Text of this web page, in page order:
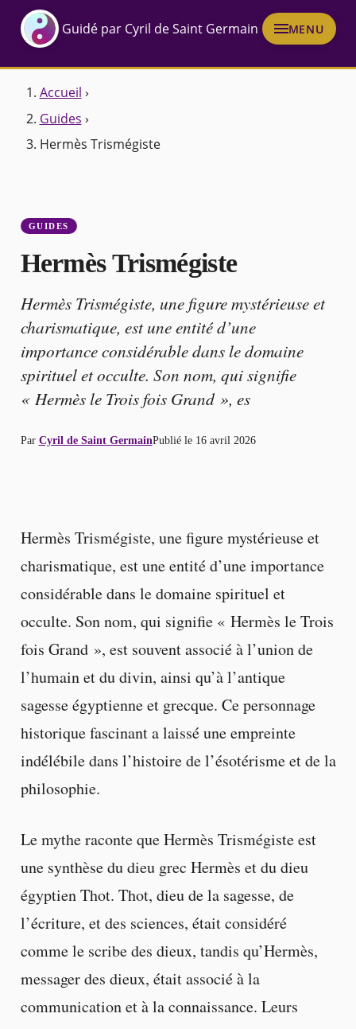
Guidé par Cyril de Saint Germain MENU
Accueil ›
Guides ›
Hermès Trismégiste
GUIDES
Hermès Trismégiste
Hermès Trismégiste, une figure mystérieuse et
charismatique, est une entité d’une
importance considérable dans le domaine
spirituel et occulte. Son nom, qui signifie
« Hermès le Trois fois Grand », es
Par Cyril de Saint GermainPublié le 16 avril 2026
Hermès Trismégiste, une figure mystérieuse et
charismatique, est une entité d’une importance
considérable dans le domaine spirituel et
occulte. Son nom, qui signifie « Hermès le Trois
fois Grand », est souvent associé à l’union de
l’humain et du divin, ainsi qu’à l’antique
sagesse égyptienne et grecque. Ce personnage
historique fascinant a laissé une empreinte
indélébile dans l’histoire de l’ésotérisme et de la
philosophie.
Le mythe raconte que Hermès Trismégiste est
une synthèse du dieu grec Hermès et du dieu
égyptien Thot. Thot, dieu de la sagesse, de
l’écriture, et des sciences, était considéré
comme le scribe des dieux, tandis qu’Hermès,
messager des dieux, était associé à la
communication et à la connaissance. Leurs